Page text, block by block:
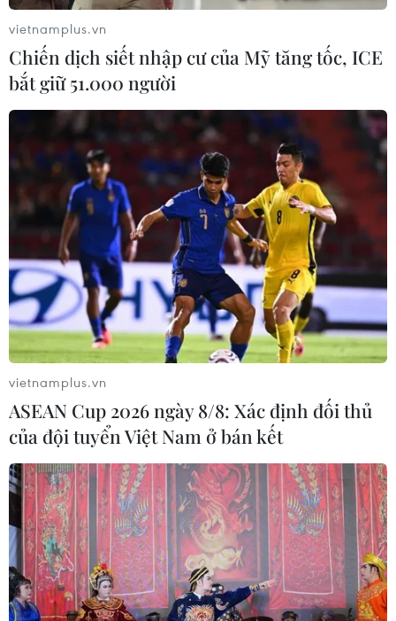
vietnamplus.vn
Chiến dịch siết nhập cư của Mỹ tăng tốc, ICE
bắt giữ 51.000 người
vietnamplus.vn
ASEAN Cup 2026 ngày 8/8: Xác định đối thủ
của đội tuyển Việt Nam ở bán kết